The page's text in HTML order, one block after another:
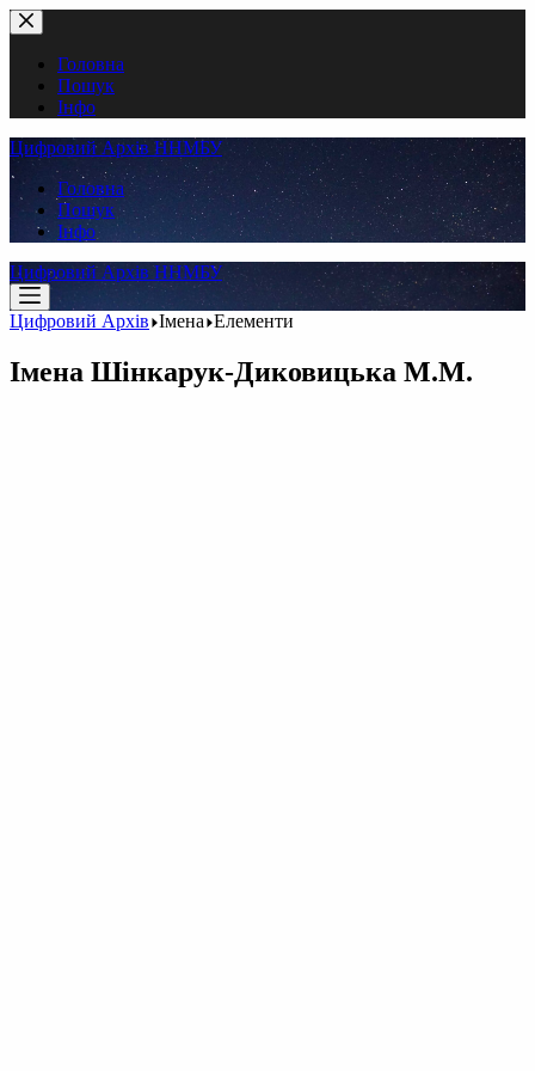
Перейти
до
вмістуГоловна
Пошук
Інфо
Цифровий Архів ННМБУ
Головна
Пошук
Інфо
Цифровий Архів ННМБУ
Цифровий Архів Імена Елементи
Імена Шінкарук-Диковицька М.М.